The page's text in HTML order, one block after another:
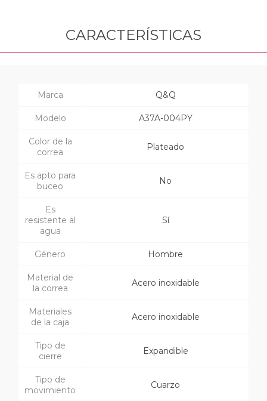
CARACTERÍSTICAS
Marca Q&Q
Modelo A37A-004PY
Color de la
correa
Plateado
Es apto para
buceo
No
Es
resistente al
agua
Sí
Género Hombre
Material de
la correa
Acero inoxidable
Materiales
de la caja
Acero inoxidable
Tipo de
cierre
Expandible
Tipo de
movimiento
Cuarzo